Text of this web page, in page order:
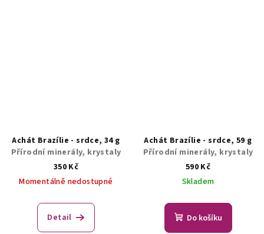
Achát Brazílie - srdce, 34 g
Přírodní minerály, krystaly
350 Kč
Momentálně nedostupné
Detail
Achát Brazílie - srdce, 59 g
Přírodní minerály, krystaly
590 Kč
Skladem
Do košíku